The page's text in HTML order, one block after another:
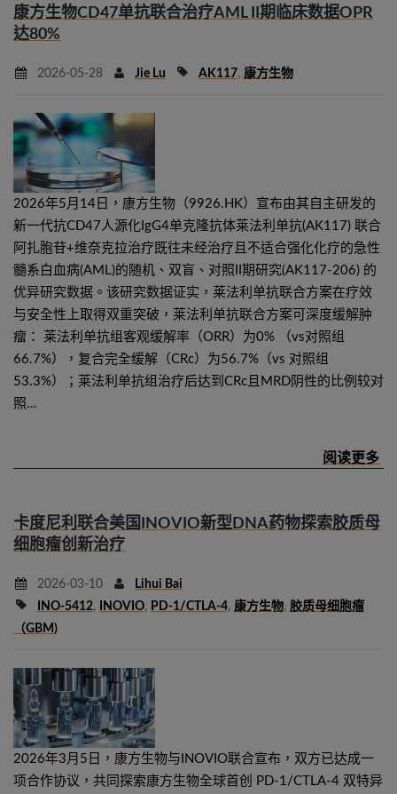
康方生物CD47单抗联合治疗AML II期临床数据OPR
达80%
2026-05-28 Jie Lu AK117, 康方生物
2026年5月14日，康方生物（9926.HK）宣布由其自主研发的
新一代抗CD47人源化IgG4单克隆抗体莱法利单抗(AK117) 联合
阿扎胞苷+维奈克拉治疗既往未经治疗且不适合强化化疗的急性
髓系白血病(AML)的随机、双盲、对照II期研究(AK117-206) 的
优异研究数据。该研究数据证实，莱法利单抗联合方案在疗效
与安全性上取得双重突破，莱法利单抗联合方案可深度缓解肿
瘤： 莱法利单抗组客观缓解率（ORR）为0% （vs对照组
66.7%），复合完全缓解（CRc）为56.7%（vs 对照组
53.3%）；莱法利单抗组治疗后达到CRc且MRD阴性的比例较对
照…
卡度尼利联合美国INOVIO新型DNA药物探索胶质母
细胞瘤创新治疗
2026-03-10
Lihui Bai
INO-5412, INOVIO, PD-1/CTLA-4, 康方生物, 胶质母细胞瘤
（GBM)
2026年3月5日，康方生物与INOVIO联合宣布，双方已达成一
项合作协议，共同探索康方生物全球首创 PD-1/CTLA-4 双特异